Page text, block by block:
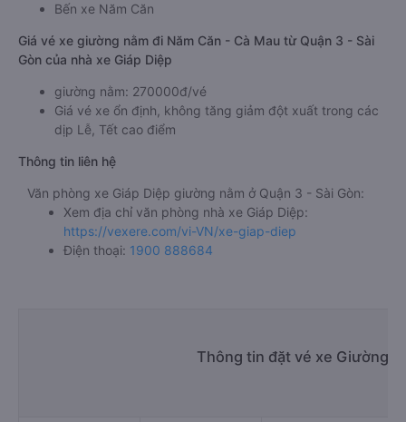
Bến xe Năm Căn
Giá vé xe giường nằm đi Năm Căn - Cà Mau từ Quận 3 - Sài
Gòn của nhà xe Giáp Diệp
giường nằm: 270000đ/vé
Giá vé xe ổn định, không tăng giảm đột xuất trong các
dịp Lễ, Tết cao điểm
Thông tin liên hệ
Văn phòng xe Giáp Diệp giường nằm ở Quận 3 - Sài Gòn:
Xem địa chỉ văn phòng nhà xe Giáp Diệp:
https://vexere.com/vi-VN/xe-giap-diep
Điện thoại: 1900 888684
Thông tin đặt vé xe Giường